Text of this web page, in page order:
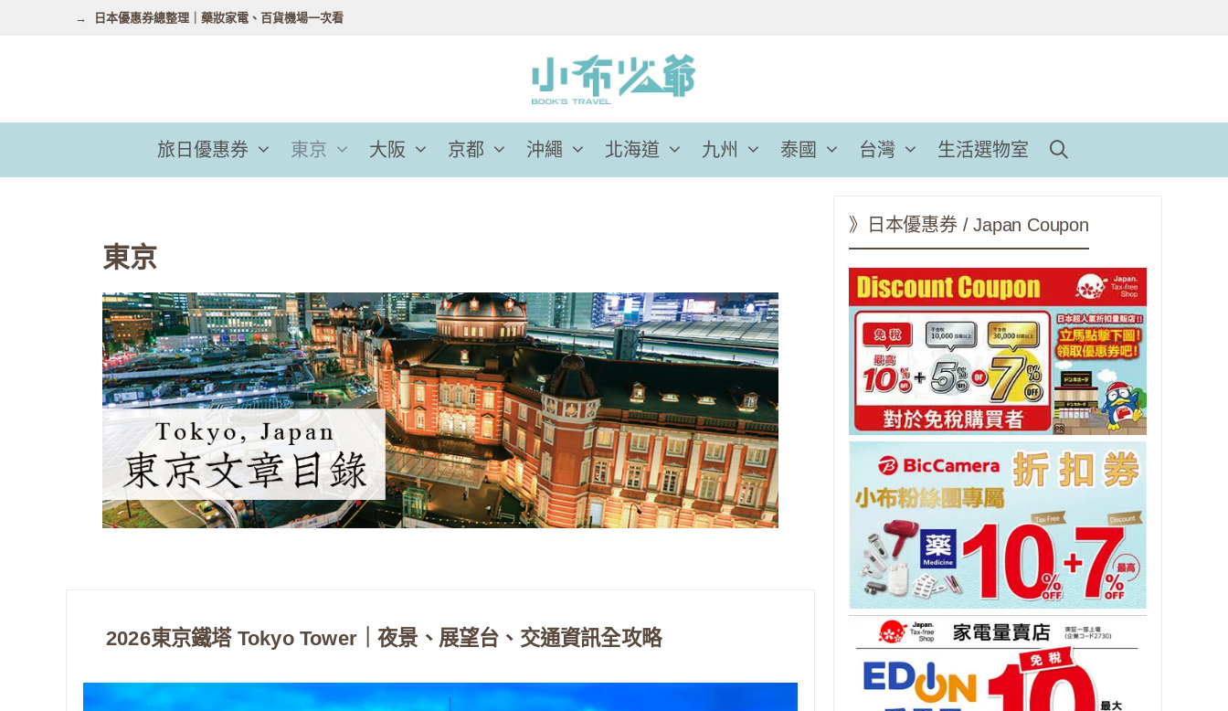
容
日本優惠券總整理｜藥妝家電、百貨機場一次看
旅日優惠券 東京 大阪 京都 沖繩 北海道 九州 泰國 台灣 生活選物室
東京
2026東京鐵塔 Tokyo Tower｜夜景、展望台、交通資訊全攻略
》日本優惠券 / Japan Coupon